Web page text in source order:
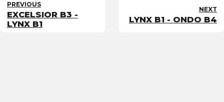
PREVIOUS
EXCELSIOR B3 -
LYNX B1
NEXT
LYNX B1 - ONDO B4